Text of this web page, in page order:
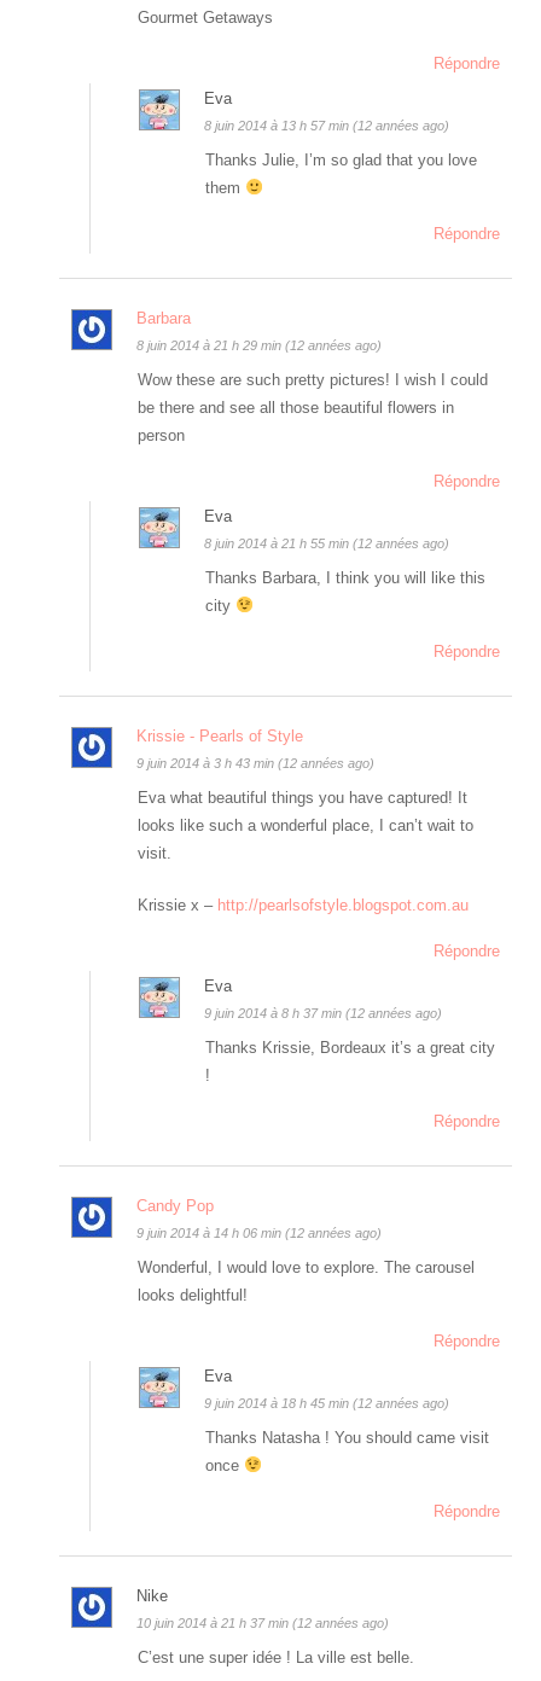
Gourmet Getaways
Répondre
Eva
8 juin 2014 à 13 h 57 min (12 années ago)
Thanks Julie, I’m so glad that you love
them
Répondre
Barbara
8 juin 2014 à 21 h 29 min (12 années ago)
Wow these are such pretty pictures! I wish I could
be there and see all those beautiful flowers in
person
Répondre
Eva
8 juin 2014 à 21 h 55 min (12 années ago)
Thanks Barbara, I think you will like this
city
Répondre
Krissie - Pearls of Style
9 juin 2014 à 3 h 43 min (12 années ago)
Eva what beautiful things you have captured! It
looks like such a wonderful place, I can’t wait to
visit.
Krissie x – http://pearlsofstyle.blogspot.com.au
Répondre
Eva
9 juin 2014 à 8 h 37 min (12 années ago)
Thanks Krissie, Bordeaux it’s a great city
!
Répondre
Candy Pop
9 juin 2014 à 14 h 06 min (12 années ago)
Wonderful, I would love to explore. The carousel
looks delightful!
Répondre
Eva
9 juin 2014 à 18 h 45 min (12 années ago)
Thanks Natasha ! You should came visit
once
Répondre
Nike
10 juin 2014 à 21 h 37 min (12 années ago)
C’est une super idée ! La ville est belle.